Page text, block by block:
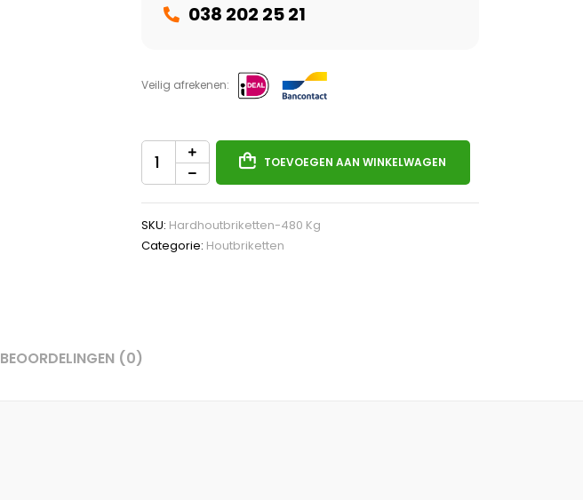
038 202 25 21
Veilig afrekenen:
TOEVOEGEN AAN WINKELWAGEN
SKU: Hardhoutbriketten-480 Kg
Categorie: Houtbriketten
BEOORDELINGEN (0)